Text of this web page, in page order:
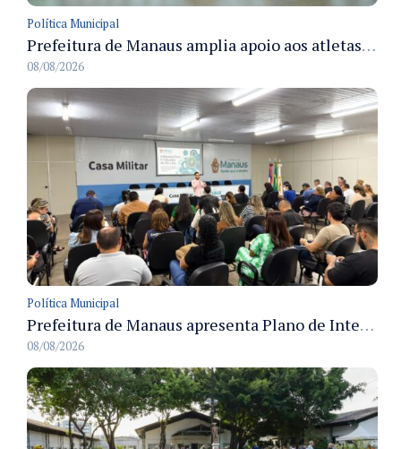
Política Municipal
Prefeitura de Manaus amplia apoio aos atletas de 100 para 150 beneficiados a partir do próximo ano
08/08/2026
Política Municipal
Prefeitura de Manaus apresenta Plano de Integridade da CGM e qualifica servidores para governança e conformidade no biênio 2027-2028
08/08/2026